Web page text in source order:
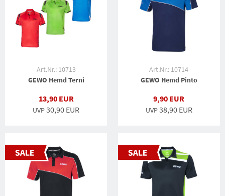
Art.Nr.: 10713
GEWO Hemd Terni
13,90 EUR
UVP30,90 EUR
Art.Nr.: 10714
GEWO Hemd Pinto
9,90 EUR
UVP38,90 EUR